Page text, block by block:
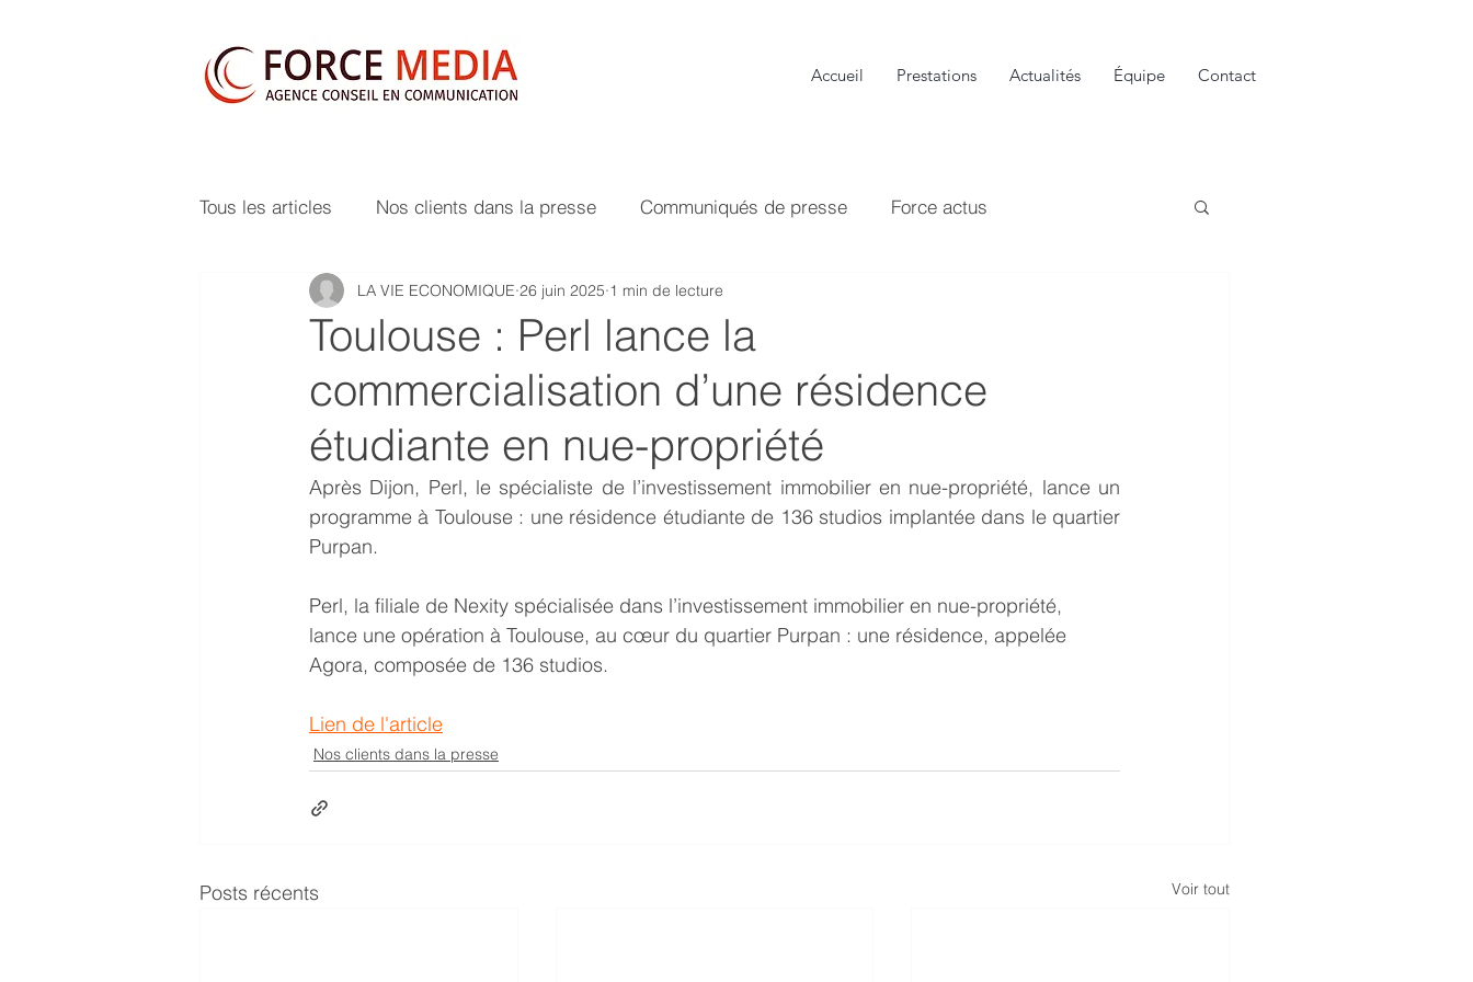
Accueil Prestations Actualités Équipe Contact
Tous les articles Nos clients dans la presse Communiqués de presse Force actus
Toulouse : Perl lance la
commercialisation d’une résidence
étudiante en nue-propriété
LA VIE ECONOMIQUE 26 juin 2025 1 min de lecture
Après Dijon, Perl, le spécialiste de l’investissement immobilier en nue-propriété, lance un
programme à Toulouse : une résidence étudiante de 136 studios implantée dans le quartier
Purpan.
Perl, la filiale de Nexity spécialisée dans l’investissement immobilier en nue-propriété,
lance une opération à Toulouse, au cœur du quartier Purpan : une résidence, appelée
Agora, composée de 136 studios.
Lien de l'article
Nos clients dans la presse
Posts récents Voir tout